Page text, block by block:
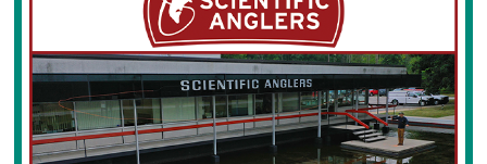
リーダー・ティペット
フライ用アクセサリー
タイイングツール
フライ（完成品）
フライケース